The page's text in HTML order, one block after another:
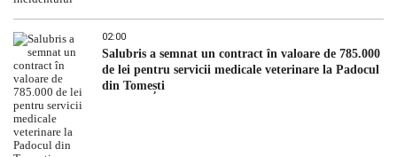
02:00
Salubris a semnat un contract în valoare de 785.000
de lei pentru servicii medicale veterinare la Padocul
din Tomești